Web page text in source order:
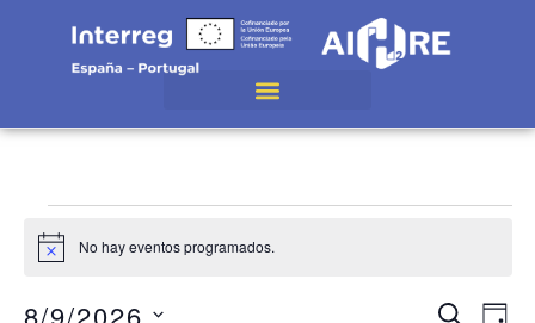
Aviso No hay eventos programados.
BUSCAR
8/9/2026